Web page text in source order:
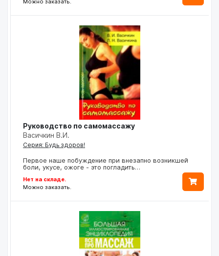
Руководство по самомассажу
Васичкин В.И.
Серия: Будь здоров!
Первое наше побуждение при внезапно возникшей
боли, укусе, ожоге - это погладить…
Нет на складе.
Можно заказать.